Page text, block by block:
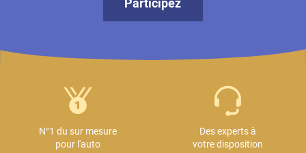
Hummer
Ineos
Participez
N°1 du sur mesure
pour l'auto
Des experts à
votre disposition